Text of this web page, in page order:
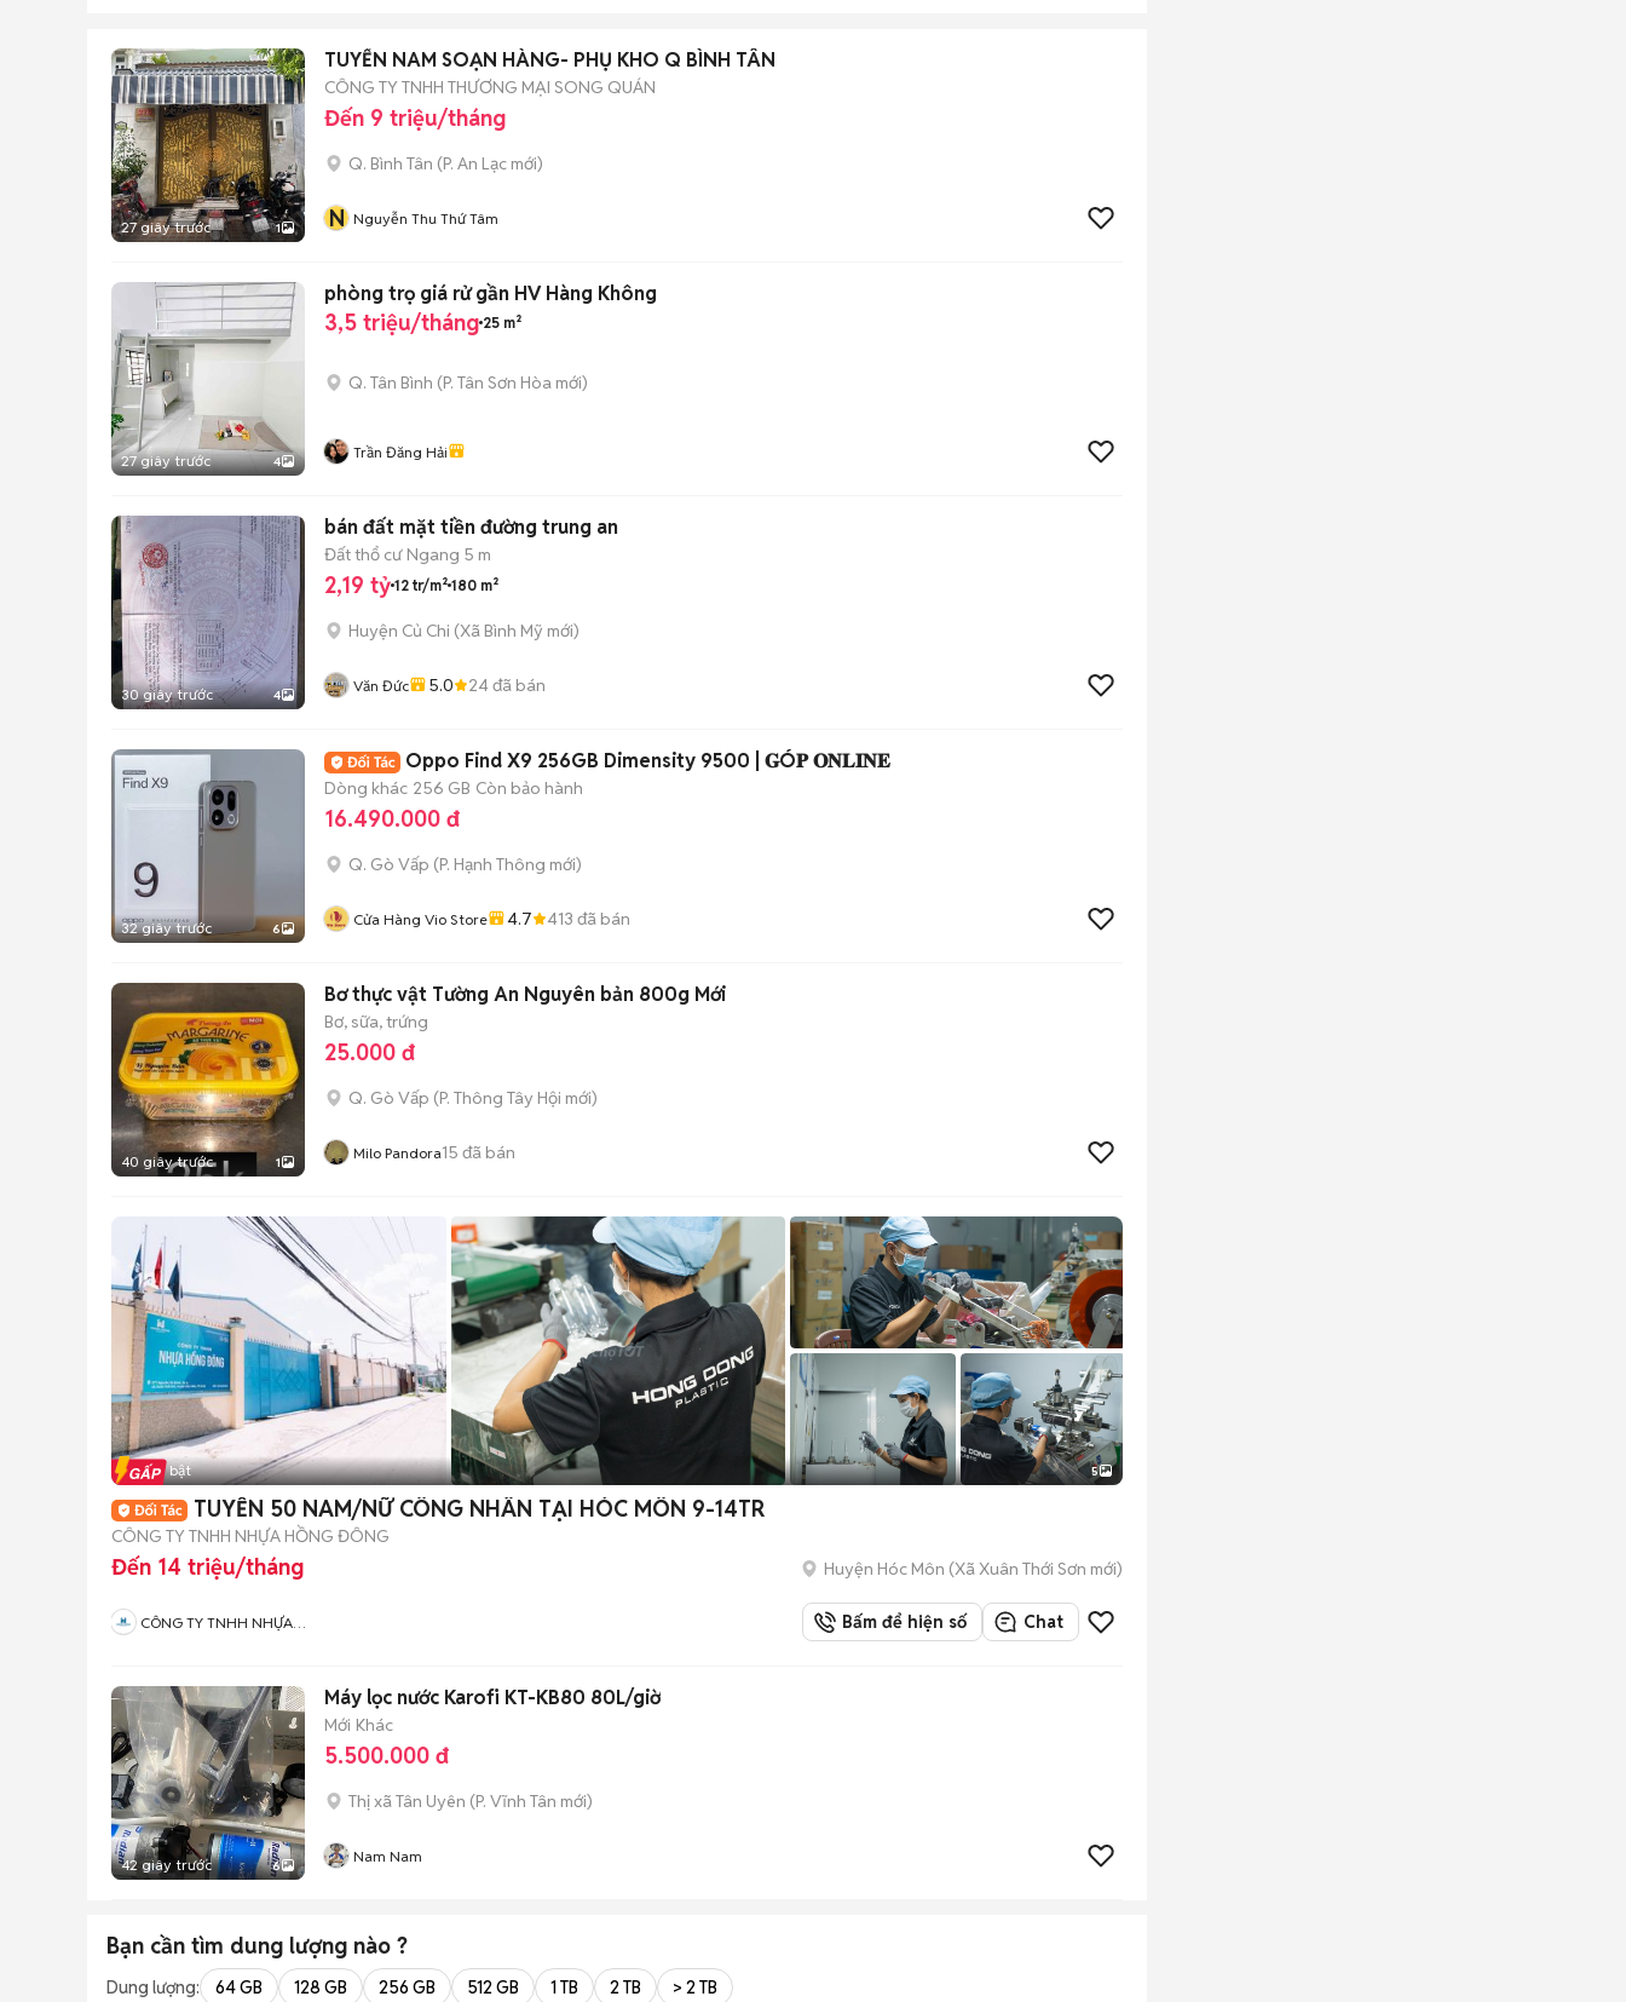
27 giây trước 1
TUYỂN NAM SOẠN HÀNG- PHỤ KHO Q BÌNH TÂN
CÔNG TY TNHH THƯƠNG MẠI SONG QUÁN
Đến 9 triệu/tháng
Q. Bình Tân (P. An Lạc mới)
N Nguyễn Thu Thứ Tâm
27 giây trước 4
phòng trọ giá rử gần HV Hàng Không
3,5 triệu/tháng 25 m²
Q. Tân Bình (P. Tân Sơn Hòa mới)
Trần Đăng Hải
30 giây trước 4
bán đất mặt tiền đường trung an
Đất thổ cư Ngang 5 m
2,19 tỷ 12 tr/m² 180 m²
Huyện Củ Chi (Xã Bình Mỹ mới)
Văn Đức 5.0 24đã bán
32 giây trước 6
Oppo Find X9 256GB Dimensity 9500 | 𝐆Ó𝐏 𝐎𝐍𝐋𝐈𝐍𝐄
Dòng khác 256 GB Còn bảo hành
16.490.000 đ
Q. Gò Vấp (P. Hạnh Thông mới)
Cửa Hàng Vio Store 4.7 413 đã bán
40 giây trước 1
Bơ thực vật Tường An Nguyên bản 800g Mới
Bơ, sữa, trứng
25.000 đ
Q. Gò Vấp (P. Thông Tây Hội mới)
Milo Pandora15 đã bán
Tin nổi bật 5
TUYỂN 50 NAM/NỮ CÔNG NHÂN TẠI HÓC MÔN 9-14TR
CÔNG TY TNHH NHỰA HỒNG ĐÔNG
Đến 14 triệu/tháng Huyện Hóc Môn (Xã Xuân Thới Sơn mới)
CÔNG TY TNHH NHỰA
Bấm để hiện số Chat
42 giây trước 6
Máy lọc nước Karofi KT-KB80 80L/giờ
Mới Khác
5.500.000 đ
Thị xã Tân Uyên (P. Vĩnh Tân mới)
Nam Nam
Bạn cần tìm dung lượng nào ?
Dung lượng: 64 GB 128 GB 256 GB 512 GB 1 TB 2 TB > 2 TB